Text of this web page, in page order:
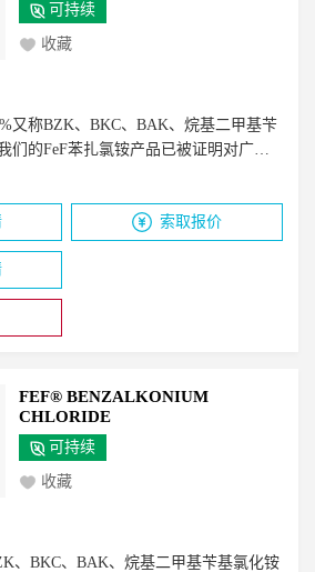
可持续
收藏
又称BZK、BKC、BAK、烷基二甲基苄
们的FeF苯扎氯铵产品已被证明对广谱
性抗菌，酵母菌，霉菌，包膜病毒）有
增加难闻的气味/颜色。苄基（十二烷
），苄基（十四烷基）二甲基氯化铵
成分
索取报价
FEF® BENZALKONIUM
CHLORIDE
可持续
收藏
、BKC、BAK、烷基二甲基苄基氯化铵